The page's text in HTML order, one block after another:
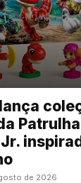
de 2026